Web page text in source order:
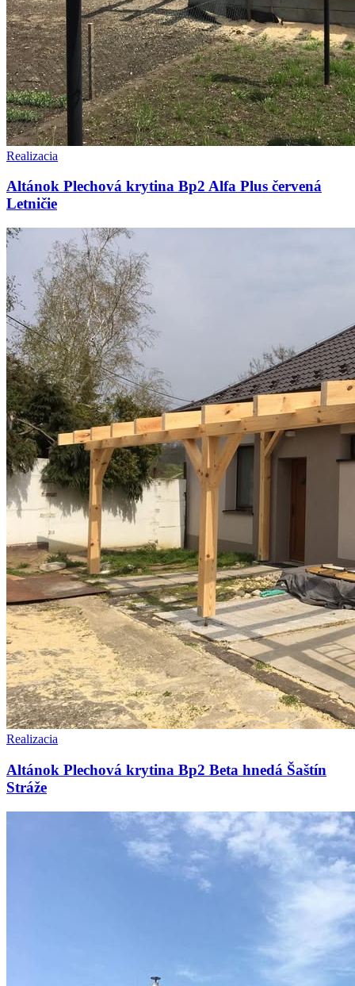
Realizacia
Altánok Plechová krytina Bp2 Alfa Plus červená
Letničie
Realizacia
Altánok Plechová krytina Bp2 Beta hnedá Šaštín
Stráže